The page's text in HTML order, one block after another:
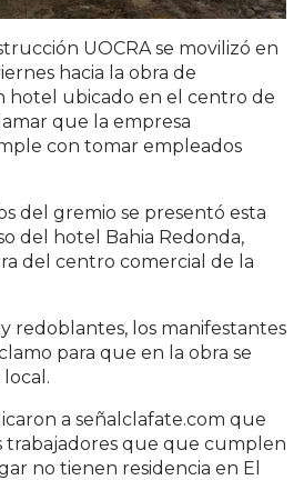
UOCRA se movilizó en
hacia la obra de
hotel ubicado en el centro de
que la empresa
con tomar empleados
del gremio se presentó esta
del hotel Bahia Redonda,
del centro comercial de la
redoblantes, los manifestantes
para que en la obra se
a señalclafate.com que
trabajadores que que cumplen
no tienen residencia en El